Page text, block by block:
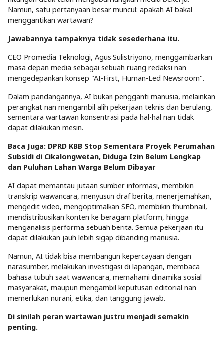
Namun, satu pertanyaan besar muncul: apakah AI bakal
menggantikan wartawan?
Jawabannya tampaknya tidak sesederhana itu.
CEO Promedia Teknologi, Agus Sulistriyono, menggambarkan
masa depan media sebagai sebuah ruang redaksi nan
mengedepankan konsep "AI-First, Human-Led Newsroom".
Dalam pandangannya, AI bukan pengganti manusia, melainkan
perangkat nan mengambil alih pekerjaan teknis dan berulang,
sementara wartawan konsentrasi pada hal-hal nan tidak
dapat dilakukan mesin.
Baca Juga: DPRD KBB Stop Sementara Proyek Perumahan
Subsidi di Cikalongwetan, Diduga Izin Belum Lengkap
dan Puluhan Lahan Warga Belum Dibayar
AI dapat memantau jutaan sumber informasi, membikin
transkrip wawancara, menyusun draf berita, menerjemahkan,
mengedit video, mengoptimalkan SEO, membikin thumbnail,
mendistribusikan konten ke beragam platform, hingga
menganalisis performa sebuah berita. Semua pekerjaan itu
dapat dilakukan jauh lebih sigap dibanding manusia.
Namun, AI tidak bisa membangun kepercayaan dengan
narasumber, melakukan investigasi di lapangan, membaca
bahasa tubuh saat wawancara, memahami dinamika sosial
masyarakat, maupun mengambil keputusan editorial nan
memerlukan nurani, etika, dan tanggung jawab.
Di sinilah peran wartawan justru menjadi semakin
penting.